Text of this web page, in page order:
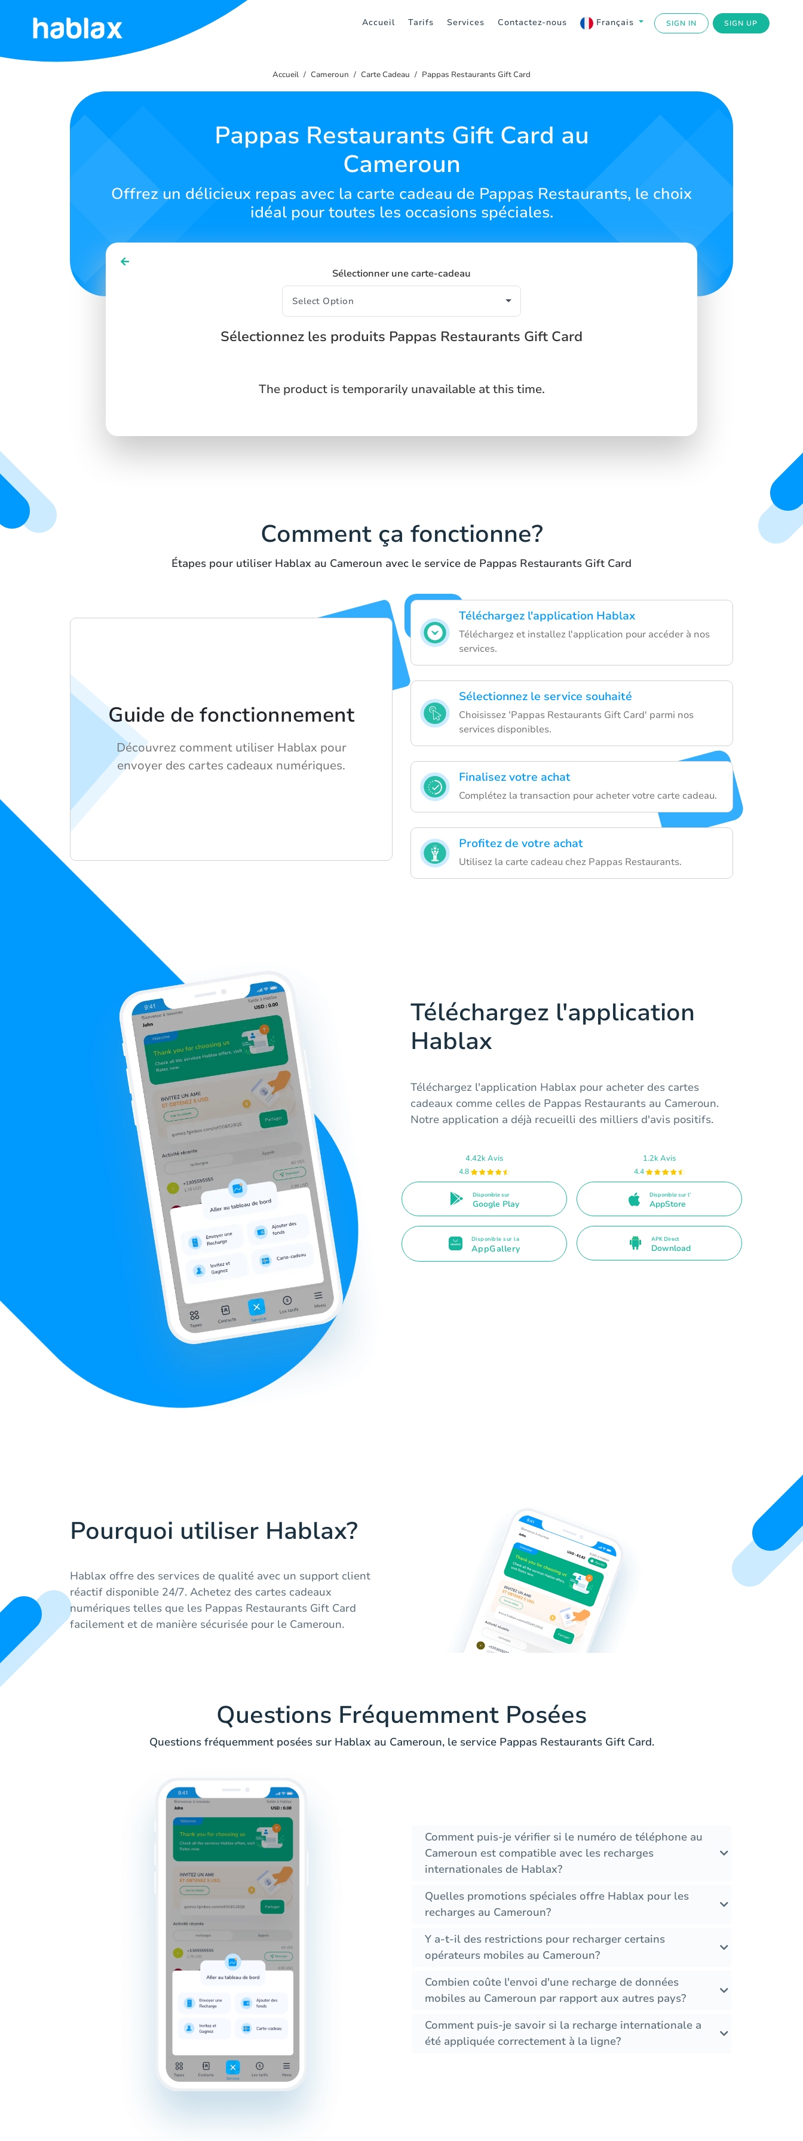
Accueil Tarifs Services Contactez-nous Français SIGN IN SIGN UP
Accueil
SIGN UP
Accueil Cameroun Carte Cadeau Pappas Restaurants Gift Card
Pappas Restaurants Gift Card au
Cameroun
Offrez un délicieux repas avec la carte cadeau de Pappas Restaurants, le choix
idéal pour toutes les occasions spéciales.
Sélectionner une carte-cadeau
Sélectionnez les produits Pappas Restaurants Gift Card
The product is temporarily unavailable at this time.
Comment ça fonctionne?
Étapes pour utiliser Hablax au Cameroun avec le service de Pappas Restaurants Gift Card
Téléchargez l'application Hablax
Téléchargez et installez l'application pour accéder à nos
services.
Sélectionnez le service souhaité
Choisissez 'Pappas Restaurants Gift Card' parmi nos
services disponibles.
Finalisez votre achat
Complétez la transaction pour acheter votre carte cadeau.
Profitez de votre achat
Utilisez la carte cadeau chez Pappas Restaurants.
Guide de fonctionnement
Découvrez comment utiliser Hablax pour
envoyer des cartes cadeaux numériques.
Téléchargez l'application
Hablax
Téléchargez l'application Hablax pour acheter des cartes
cadeaux comme celles de Pappas Restaurants au Cameroun.
Notre application a déjà recueilli des milliers d'avis positifs.
4.42k Avis
4.8
Disponible sur
Google Play
1.2k Avis
4.4
Disponible sur l'
AppStore
Disponible sur la
AppGallery
APK Direct
Download
Pourquoi utiliser Hablax?
Hablax offre des services de qualité avec un support client
réactif disponible 24/7. Achetez des cartes cadeaux
numériques telles que les Pappas Restaurants Gift Card
facilement et de manière sécurisée pour le Cameroun.
Questions Fréquemment Posées
Questions fréquemment posées sur Hablax au Cameroun, le service Pappas Restaurants Gift Card.
Comment puis-je vérifier si le numéro de téléphone au
Cameroun est compatible avec les recharges
internationales de Hablax?
Quelles promotions spéciales offre Hablax pour les
recharges au Cameroun?
Y a-t-il des restrictions pour recharger certains
opérateurs mobiles au Cameroun?
Combien coûte l'envoi d'une recharge de données
mobiles au Cameroun par rapport aux autres pays?
Comment puis-je savoir si la recharge internationale a
été appliquée correctement à la ligne?